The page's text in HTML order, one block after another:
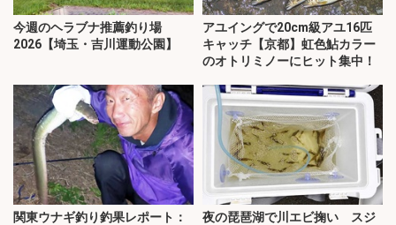
今週のヘラブナ推薦釣り場
2026【埼玉・吉川運動公園】
アユイングで20cm級アユ16匹
キャッチ【京都】虹色鮎カラー
のオトリミノーにヒット集中！
関東ウナギ釣り釣果レポート：
夜の琵琶湖で川エビ掬い スジ